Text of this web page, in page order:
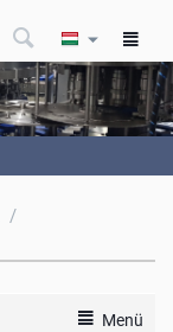
/
Menü